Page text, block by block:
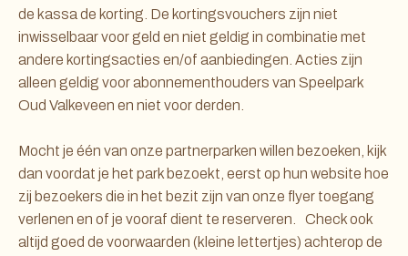
de kassa de korting. De kortingsvouchers zijn niet
inwisselbaar voor geld en niet geldig in combinatie met
andere kortingsacties en/of aanbiedingen. Acties zijn
alleen geldig voor abonnementhouders van Speelpark
Oud Valkeveen en niet voor derden.
Mocht je één van onze partnerparken willen bezoeken, kijk
dan voordat je het park bezoekt, eerst op hun website hoe
zij bezoekers die in het bezit zijn van onze flyer toegang
verlenen en of je vooraf dient te reserveren. Check ook
altijd goed de voorwaarden (kleine lettertjes) achterop de